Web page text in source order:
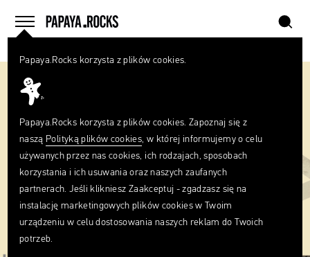
menu
home szukaj
Papaya.Rocks korzysta z plików cookies.
Papaya.Rocks korzysta z plików cookies. Zapoznaj się z
naszą Polityką plików cookies, w której informujemy o celu
używanych przez nas cookies, ich rodzajach, sposobach
korzystania i ich usuwania oraz naszych zaufanych
partnerach. Jeśli klikniesz Zaakceptuj - zgadzasz się na
instalację marketingowych plików cookies w Twoim
urządzeniu w celu dostosowania naszych reklam do Twoich
potrzeb.
Czego
szukasz?